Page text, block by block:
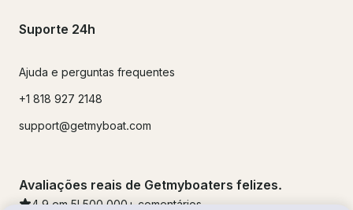
Suporte 24h
Ajuda e perguntas frequentes
+1 818 927 2148
support@getmyboat.com
Avaliações reais de Getmyboaters felizes.
4.9 em 5! 500,000 + comentários